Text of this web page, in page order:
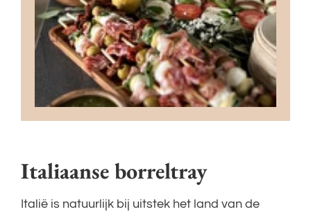
Italiaanse borreltray
Italië is natuurlijk bij uitstek het land van de